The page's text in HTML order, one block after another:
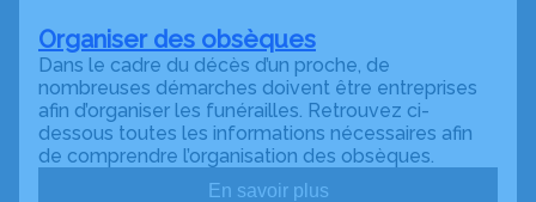
Organiser des obsèques
Dans le cadre du décès d’un proche, de
nombreuses démarches doivent être entreprises
afin d’organiser les funérailles. Retrouvez ci-
dessous toutes les informations nécessaires afin
de comprendre l’organisation des obsèques.
En savoir plus